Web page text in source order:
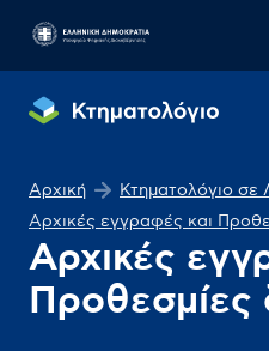
Αρχική
Κτηματολόγιο σε
Αρχικές εγγραφές και
Αρχικές